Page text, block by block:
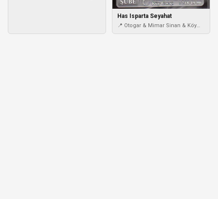
Has Isparta Seyahat
📍 Otogar & Mimar Sinan & Köy
Garajı